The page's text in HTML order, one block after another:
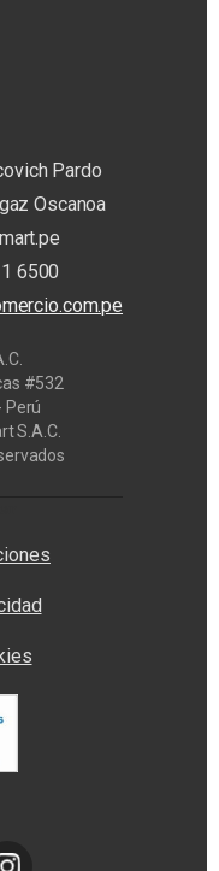
Pardo
Oscanoa
6500
#532
Perú
S.A.C.